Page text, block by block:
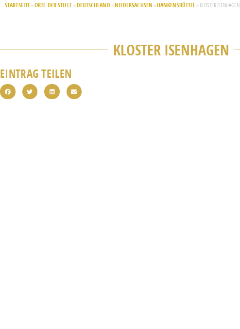
STARTSEITE » ORTE DER STILLE » DEUTSCHLAND» NIEDERSACHSEN » HANKENSBÜTTEL » KLOSTER ISENHAGEN
KLOSTER ISENHAGEN
EINTRAG TEILEN